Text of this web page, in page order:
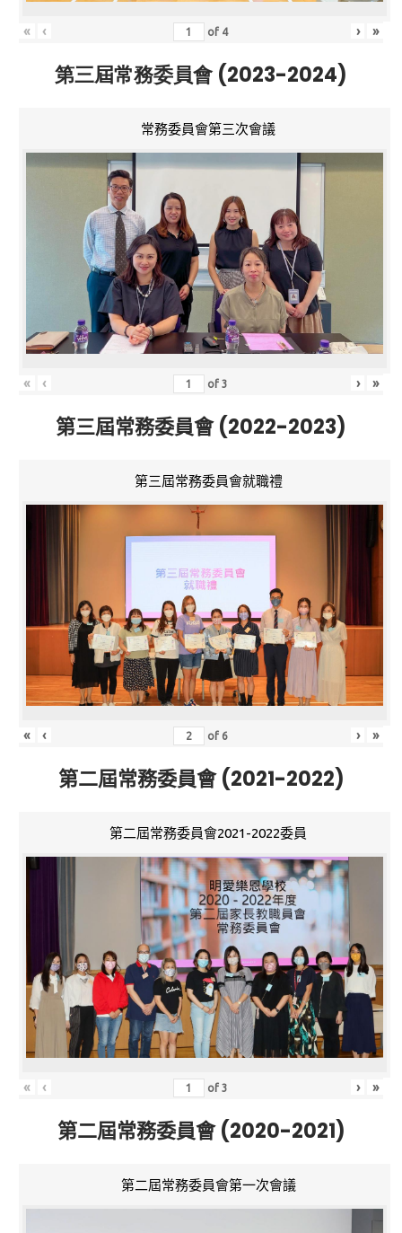
« ‹ of 4 › »
第三屆常務委員會 (2023-2024)
常務委員會第三次會議
« ‹ of3 › »
第三屆常務委員會 (2022-2023)
第三屆常務委員會就職禮
« ‹ of 6 › »
第二屆常務委員會 (2021-2022)
第二屆常務委員會2021-2022委員
« ‹ of3 › »
第二屆常務委員會 (2020-2021)
第二屆常務委員會第一次會議